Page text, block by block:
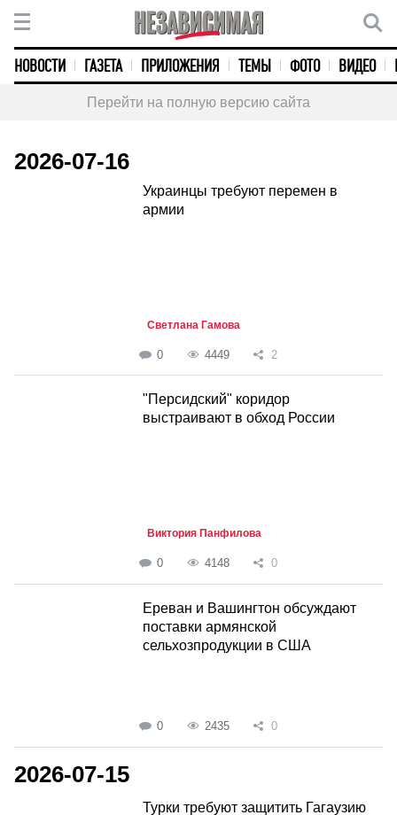
НОВОСТИ ГАЗЕТА ПРИЛОЖЕНИЯ ТЕМЫ ФОТО ВИДЕО
Перейти на полную версию сайта
2026-07-16
Украинцы требуют перемен в
армии
Светлана Гамова
0 4449 2
"Персидский" коридор
выстраивают в обход России
Виктория Панфилова
0 4148 0
Ереван и Вашингтон обсуждают
поставки армянской
сельхозпродукции в США
0 2435 0
2026-07-15
Турки требуют защитить Гагаузию